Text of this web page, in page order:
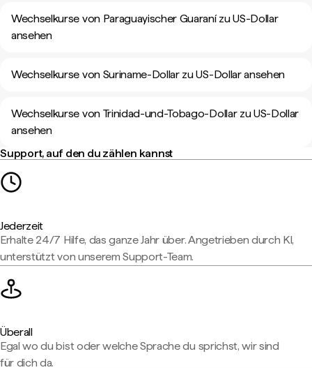
Wechselkurse von Paraguayischer Guaraní zu US-Dollar
ansehen
Wechselkurse von Suriname-Dollar zu US-Dollar ansehen
Wechselkurse von Trinidad-und-Tobago-Dollar zu US-Dollar
ansehen
Support, auf den du zählen kannst
Jederzeit
Erhalte 24/7 Hilfe, das ganze Jahr über. Angetrieben durch KI,
unterstützt von unserem Support-Team.
Überall
Egal wo du bist oder welche Sprache du sprichst, wir sind
für dich da.